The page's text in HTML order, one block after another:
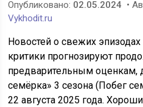
Опубликовано: 02.05.2024 •
Vykhodit.ru
Новостей о свежих
критики прогнозируют
предварительным оценкам,
семёрка» 3 сезона (Побег
22 августа 2025 года.